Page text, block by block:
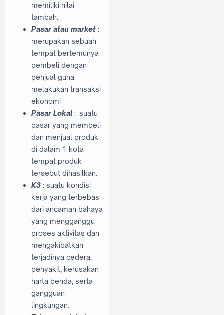
memiliki nilai
tambah.
Pasar atau market :
merupakan sebuah
tempat bertemunya
pembeli dengan
penjual guna
melakukan transaksi
ekonomi
Pasar Lokal : suatu
pasar yang membeli
dan menjual produk
di dalam 1 kota
tempat produk
tersebut dihasilkan.
K3 : suatu kondisi
kerja yang terbebas
dari ancaman bahaya
yang mengganggu
proses aktivitas dan
mengakibatkan
terjadinya cedera,
penyakit, kerusakan
harta benda, serta
gangguan
lingkungan.